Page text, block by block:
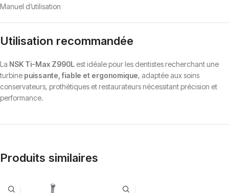
Manuel d’utilisation
Utilisation recommandée
La NSK Ti-Max Z990L est idéale pour les dentistes recherchant une
turbine puissante, fiable et ergonomique, adaptée aux soins
conservateurs, prothétiques et restaurateurs nécessitant précision et
performance.
Produits similaires